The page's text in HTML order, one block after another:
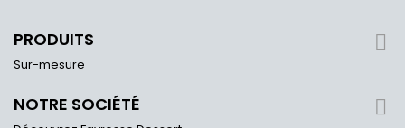
PRODUITS 
Sur-mesure
NOTRE SOCIÉTÉ 